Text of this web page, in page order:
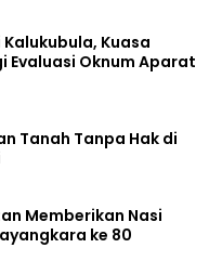
Kuasa
Evaluasi Oknum Aparat
Tanah Tanpa Hak di
Memberikan Nasi
ke 80